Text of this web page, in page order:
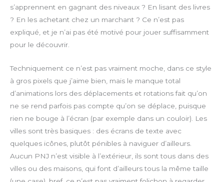
s’apprennent en gagnant des niveaux ? En lisant des livres
? En les achetant chez un marchant ? Ce n’est pas
expliqué, et je n’ai pas été motivé pour jouer suffisamment
pour le découvrir.
Techniquement ce n’est pas vraiment moche, dans ce style
à gros pixels que j’aime bien, mais le manque total
d’animations lors des déplacements et rotations fait qu’on
ne se rend parfois pas compte qu’on se déplace, puisque
rien ne bouge à l’écran (par exemple dans un couloir). Les
villes sont très basiques : des écrans de texte avec
quelques icônes, plutôt pénibles à naviguer d’ailleurs.
Aucun PNJ n’est visible à l’extérieur, ils sont tous dans des
villes ou des maisons, qui font d’ailleurs tous la même taille